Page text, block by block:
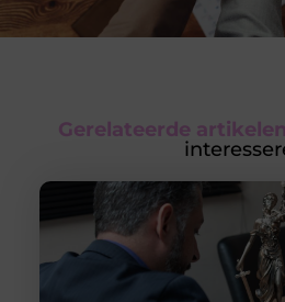
Gerelateerde artikelen